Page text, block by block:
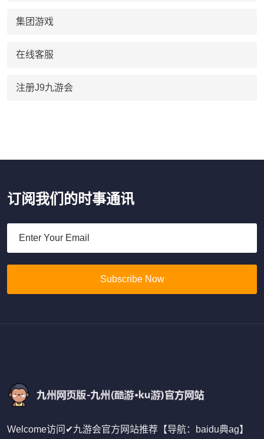
集团游戏
在线客服
注册J9九游会
订阅我们的时事通讯
Subscribe Now
Welcome访问✔九游会官方网站推荐【导航：baidu典ag】